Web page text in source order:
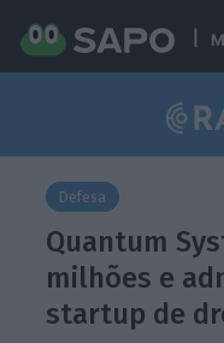
Defesa
Quantum
milhões e
startup de